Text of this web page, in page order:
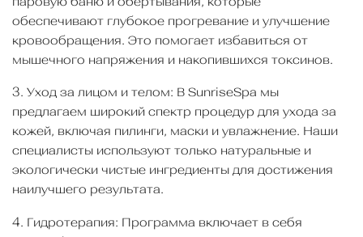
обеспечивают глубокое прогревание и улучшение
кровообращения. Это помогает избавиться от
мышечного напряжения и накопившихся токсинов.
3. Уход за лицом и телом: В SunriseSpa мы
предлагаем широкий спектр процедур для ухода за
кожей, включая пилинги, маски и увлажнение. Наши
специалисты используют только натуральные и
экологически чистые ингредиенты для достижения
наилучшего результата.
4. Гидротерапия: Программа включает в себя